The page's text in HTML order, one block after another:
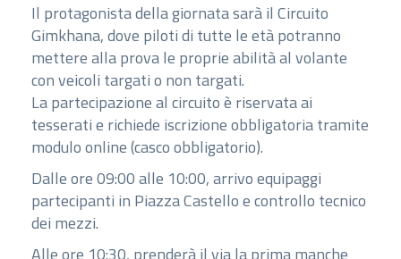
Il protagonista della giornata sarà il Circuito
Gimkhana, dove piloti di tutte le età potranno
mettere alla prova le proprie abilità al volante
con veicoli targati o non targati.
La partecipazione al circuito è riservata ai
tesserati e richiede iscrizione obbligatoria tramite
modulo online (casco obbligatorio).
Dalle ore 09:00 alle 10:00, arrivo equipaggi
partecipanti in Piazza Castello e controllo tecnico
dei mezzi.